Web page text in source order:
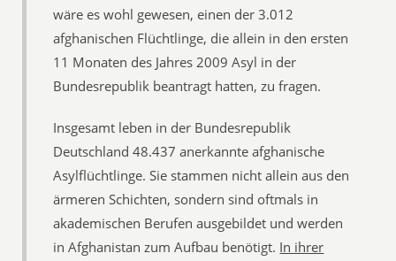
wäre es wohl gewesen, einen der 3.012
afghanischen Flüchtlinge, die allein in den ersten
11 Monaten des Jahres 2009 Asyl in der
Bundesrepublik beantragt hatten, zu fragen.
Insgesamt leben in der Bundesrepublik
Deutschland 48.437 anerkannte afghanische
Asylflüchtlinge. Sie stammen nicht allein aus den
ärmeren Schichten, sondern sind oftmals in
akademischen Berufen ausgebildet und werden
in Afghanistan zum Aufbau benötigt. In ihrer